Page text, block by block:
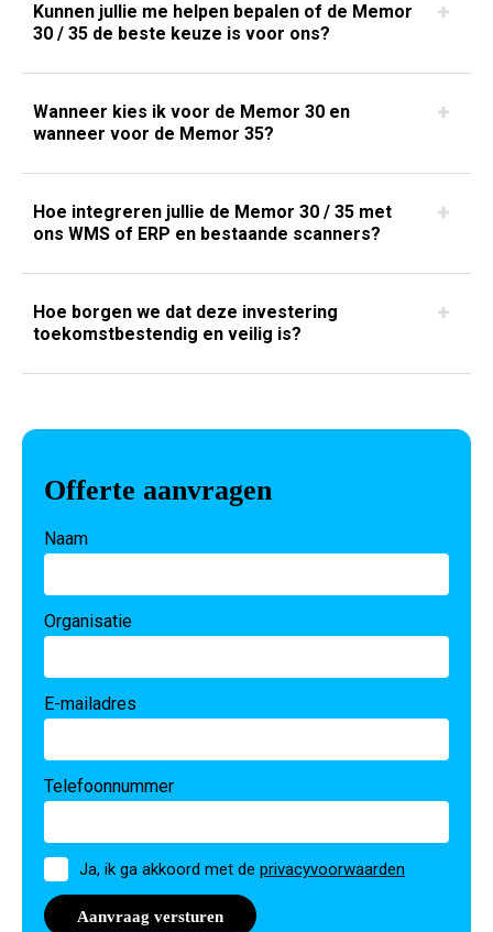
Kunnen jullie me helpen bepalen of de Memor
30 / 35 de beste keuze is voor ons?
Wanneer kies ik voor de Memor 30 en
wanneer voor de Memor 35?
Hoe integreren jullie de Memor 30 / 35 met
ons WMS of ERP en bestaande scanners?
Hoe borgen we dat deze investering
toekomstbestendig en veilig is?
Offerte aanvragen
Naam
Organisatie
E-mailadres
Telefoonnummer
Toestemming
Ja, ik ga akkoord met de privacyvoorwaarden